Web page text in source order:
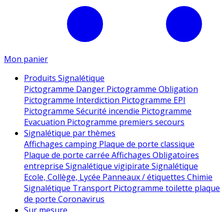
Mon panier
Produits Signalétique
Pictogramme Danger Pictogramme Obligation
Pictogramme Interdiction Pictogramme EPI
Pictogramme Sécurité incendie Pictogramme
Evacuation Pictogramme premiers secours
Signalétique par thèmes
Affichages camping Plaque de porte classique
Plaque de porte carrée Affichages Obligatoires
entreprise Signalétique vigipirate Signalétique
Ecole, Collège, Lycée Panneaux / étiquettes Chimie
Signalétique Transport Pictogramme toilette plaque
de porte Coronavirus